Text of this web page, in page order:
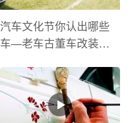
汽车文化节你认出哪些
车—老车古董车改装车